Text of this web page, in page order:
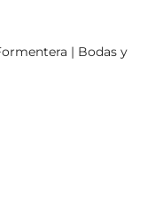
| Bodas y